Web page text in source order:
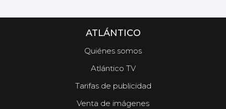
ATLÁNTICO
Quiénes somos
Atlántico TV
Tarifas de publicidad
Venta de imágenes